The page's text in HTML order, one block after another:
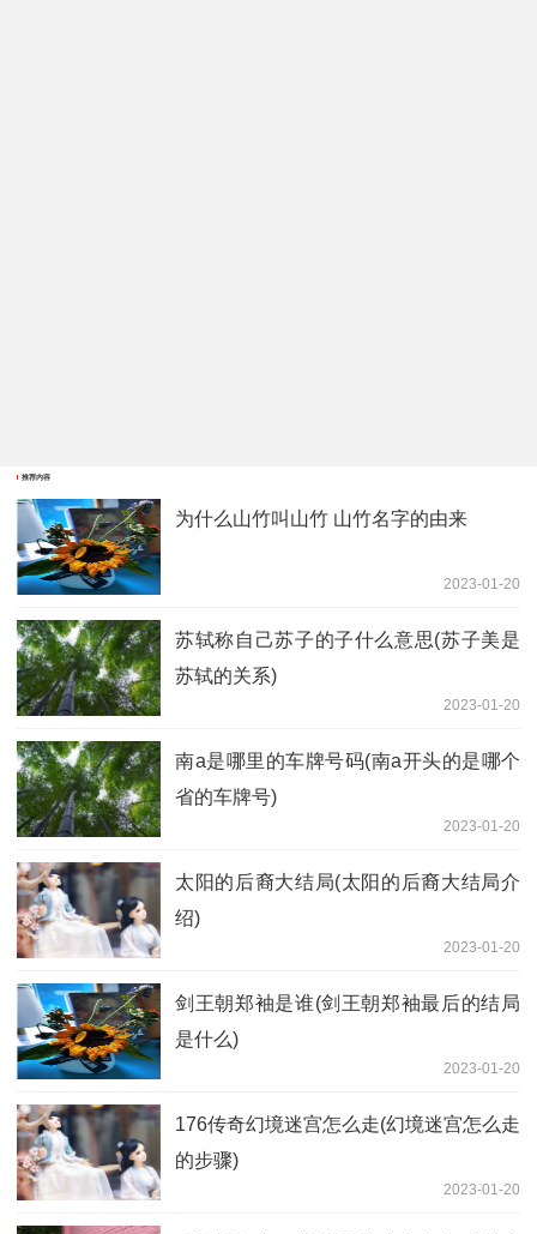
推荐内容
为什么山竹叫山竹 山竹名字的由来
2023-01-20
苏轼称自己苏子的子什么意思(苏子美是
苏轼的关系)
2023-01-20
南a是哪里的车牌号码(南a开头的是哪个
省的车牌号)
2023-01-20
太阳的后裔大结局(太阳的后裔大结局介
绍)
2023-01-20
剑王朝郑袖是谁(剑王朝郑袖最后的结局
是什么)
2023-01-20
176传奇幻境迷宫怎么走(幻境迷宫怎么走
的步骤)
2023-01-20